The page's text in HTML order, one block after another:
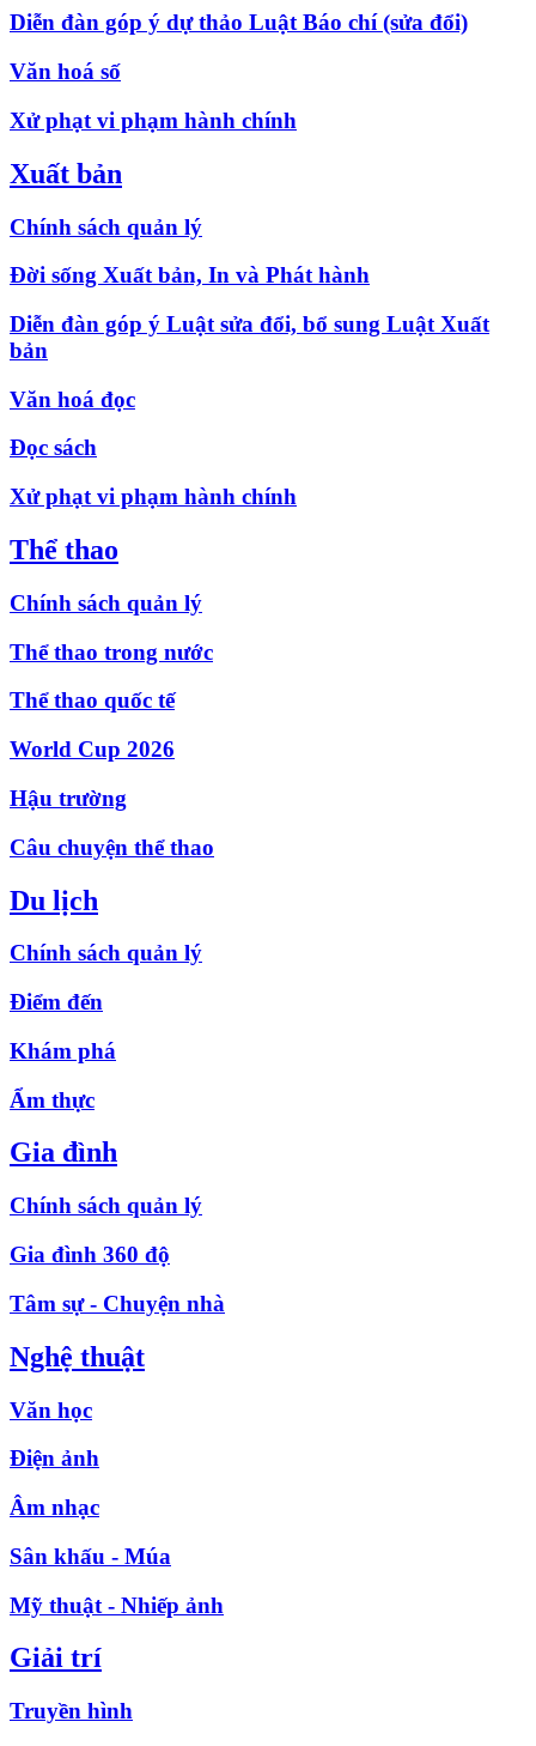
Diễn đàn góp ý dự thảo Luật Báo chí (sửa đổi)
Văn hoá số
Xử phạt vi phạm hành chính
Xuất bản
Chính sách quản lý
Đời sống Xuất bản, In và Phát hành
Diễn đàn góp ý Luật sửa đổi, bổ sung Luật Xuất
bản
Văn hoá đọc
Đọc sách
Xử phạt vi phạm hành chính
Thể thao
Chính sách quản lý
Thể thao trong nước
Thể thao quốc tế
World Cup 2026
Hậu trường
Câu chuyện thể thao
Du lịch
Chính sách quản lý
Điểm đến
Khám phá
Ẩm thực
Gia đình
Chính sách quản lý
Gia đình 360 độ
Tâm sự - Chuyện nhà
Nghệ thuật
Văn học
Điện ảnh
Âm nhạc
Sân khấu - Múa
Mỹ thuật - Nhiếp ảnh
Giải trí
Truyền hình